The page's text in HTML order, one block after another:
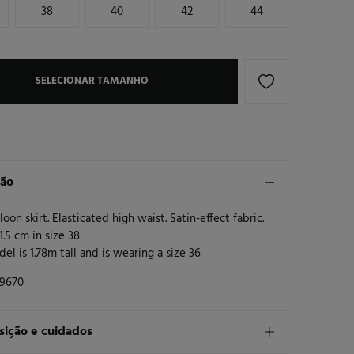
38 40 42 44
SELECIONAR TAMANHO
skirt. Elasticated high waist. Satin-effect fabric.
cm in size 38
is 1.78m tall and is wearing a size 36
e cuidados